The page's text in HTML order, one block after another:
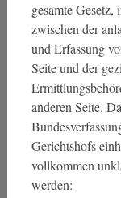
gesamte
zwischen der
und Erfassung
Seite und der
anderen Seite.
Gerichtshofs
vollkommen
werden: